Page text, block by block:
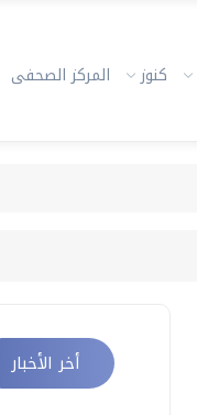
كنوز المركز الصحفى
أخر الأخبار